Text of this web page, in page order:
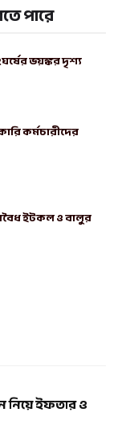
পারে
ভয়ঙ্কর দৃশ্য
কর্মচারীদের
ইটকল ও বালুর
নিয়ে ইফতার ও